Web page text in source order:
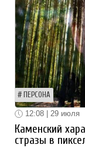
ПЕРСОНА
12:08 | 29 июля
Каменский
стразы в